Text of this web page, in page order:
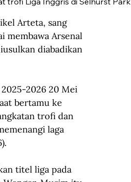
Arteta, sang
membawa Arsenal
diabadikan
2026 20 Mei
bertamu ke
trofi dan
laga
titel liga pada